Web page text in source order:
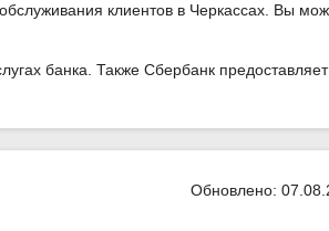
клиентов в Черкассах. Вы
банка. Также Сбербанк предоставляет
Обновлено: